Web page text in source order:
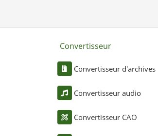
Convertisseur
Convertisseur d'archives
Convertisseur audio
Convertisseur CAO